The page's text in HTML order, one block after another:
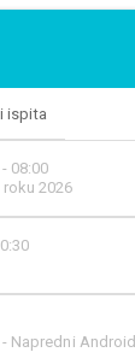
ispita
08:00
2026
Napredni Android